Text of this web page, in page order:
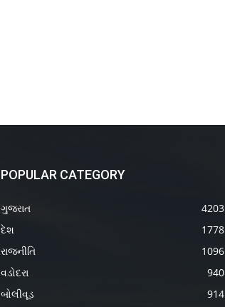
POPULAR CATEGORY
ગુજરાત
4203
દેશ
1778
રાજનીતિ
1096
વડોદરા
940
બોલીવૂડ
914